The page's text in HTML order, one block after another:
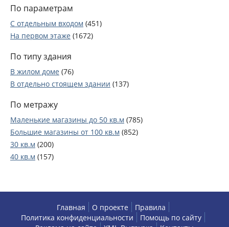
Коломенская(12)
Автозаводская(16)
Павелецкая(107)
Театральная(1)
Тверская(1)
Маяковская(22)
Динамо(2)
Аэропорт (2)
Сокол(56)
Войковская
Водный стадион
Пятницкое шоссе(2)
Мякинино(1)
Левобережный(1)
Сокол(1)
Тимирязевский(8)
Хорошевский(55)
Алексеевский
(2)
Бабушкинский
Бутырский(2)
Лианозово(1)
Лосиноостровский (2)
Марьина роща
Ростокино(2)
Вешняки(2)
Восточное Измайлово
Гольяново(3)
Северо-Западный АО
Новомосковский АО(3)
По параметрам
С отдельным входом (451)
На первом этаже (1672)
По типу здания
В жилом доме (76)
В отдельно стоящем здании (137)
По метражу
Маленькие магазины до 50 кв.м (785)
Большие магазины от 100 кв.м (852)
30 кв.м (200)
40 кв.м (157)
100 кв.м(344)
(184)
200 кв.м(187)
Главная О проекте
Правила
Политика конфиденциальности
Помощь по сайту